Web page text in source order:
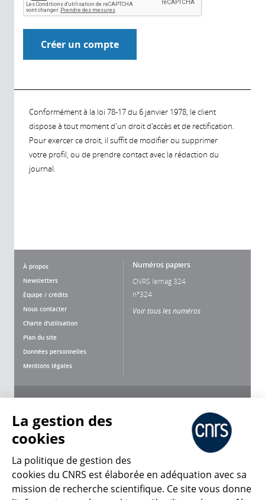
Conformément à la loi 78-17 du 6 janvier 1978, le client
dispose à tout moment d'un droit d'accès et de rectification.
Pour exercer ce droit, il suffit de modifier ou supprimer
votre profil, ou de prendre contact avec la rédaction du
journal.
À propos
Newsletters
Équipe / crédits
Nous contacter
Charte d'utilisation
Plan du site
Données personnelles
Mentions légales
Numéros papiers
CNRS lemag 324
n°324
Voir tous les numéros
CNRS Le Mag
La gestion des
cookies
La politique de gestion des
cookies du CNRS est élaborée en adéquation avec sa
mission de recherche scientifique. Ce site vous donne